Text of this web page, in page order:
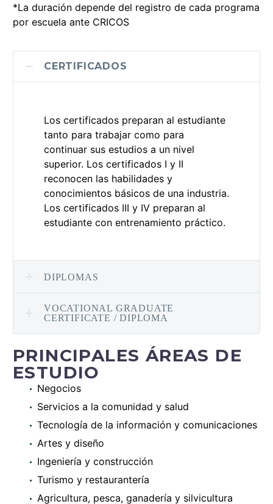
*La duración depende del registro de cada programa
por escuela ante CRICOS
CERTIFICADOS
Los certificados preparan al estudiante
tanto para trabajar como para
continuar sus estudios a un nivel
superior. Los certificados I y II
reconocen las habilidades y
conocimientos básicos de una industria.
Los certificados III y IV preparan al
estudiante con entrenamiento práctico.
DIPLOMAS
VOCATIONAL GRADUATE
CERTIFICATE / DIPLOMA
PRINCIPALES ÁREAS DE
ESTUDIO
Negocios
Servicios a la comunidad y salud
Tecnología de la información y comunicaciones
Artes y diseño
Ingeniería y construcción
Turismo y restaurantería
Agricultura, pesca, ganadería y silvicultura